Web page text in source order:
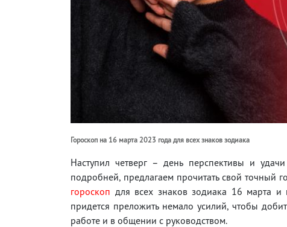
Гороскоп на 16 марта 2023 года для всех знаков зодиака
Наступил четверг – день перспективы и
подробней, предлагаем прочитать свой точный
гороскоп для всех знаков зодиака 16 марта и
придется преложить немало усилий, чтобы
работе и в общении с руководством.